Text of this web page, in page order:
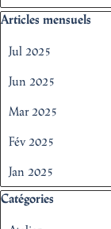
Sauter le bloc Articles
Articles mensuels
Jul 2025
Jun 2025
Mar 2025
Fév 2025
Jan 2025
Sauter le bloc
Catégories